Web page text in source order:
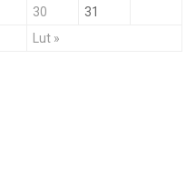
Lut »
30 31